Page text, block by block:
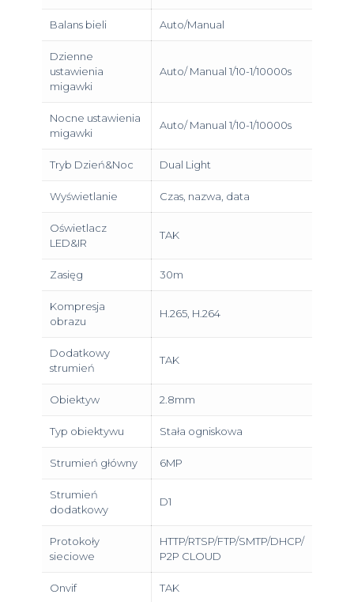
Balans bieli Auto/Manual
Dzienne
ustawienia
migawki
Auto/ Manual 1/10-1/10000s
Nocne ustawienia
migawki
Auto/ Manual 1/10-1/10000s
Tryb Dzień&Noc Dual Light
Wyświetlanie Czas, nazwa, data
Oświetlacz
LED&IR
TAK
Zasięg 30m
Kompresja
obrazu
H.265, H.264
Dodatkowy
strumień
TAK
Obiektyw 2.8mm
Typ obiektywu Stała ogniskowa
Strumień główny 6MP
Strumień
dodatkowy
D1
Protokoły
sieciowe
HTTP/RTSP/FTP/SMTP/DHCP/
P2P CLOUD
Onvif TAK